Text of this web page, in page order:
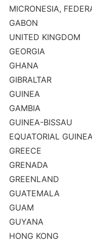
MICRONESIA,
GABON
UNITED KINGDOM
GEORGIA
GHANA
GIBRALTAR
GUINEA
GAMBIA
GUINEA-BISSAU
EQUATORIAL
GREECE
GRENADA
GREENLAND
GUATEMALA
GUAM
GUYANA
HONG KONG